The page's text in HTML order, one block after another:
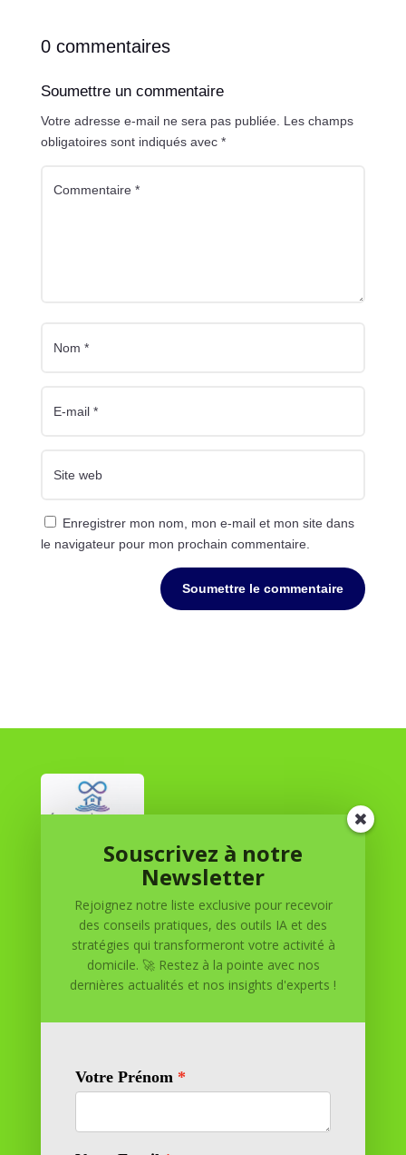
0 commentaires
Soumettre un commentaire
Votre adresse e-mail ne sera pas publiée. Les champs
obligatoires sont indiqués avec *
Enregistrer mon nom, mon e-mail et mon site dans
le navigateur pour mon prochain commentaire.
Soumettre le commentaire
Réussite à Domicile
Réussite à Domicile est votre partenaire de confiance
pour atteindre vos objectifs depuis le confort de votre
maison. Nous offrons des solutions personnalisées pour
vous aider à réussir.
11 rue Richelieu
Souscrivez à notre
Newsletter
Rejoignez notre liste exclusive pour recevoir
des conseils pratiques, des outils IA et des
stratégies qui transformeront votre activité à
domicile. 🚀 Restez à la pointe avec nos
dernières actualités et nos insights d'experts !